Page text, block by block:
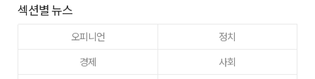
섹션별 뉴스
오피니언
정치
경제
사회